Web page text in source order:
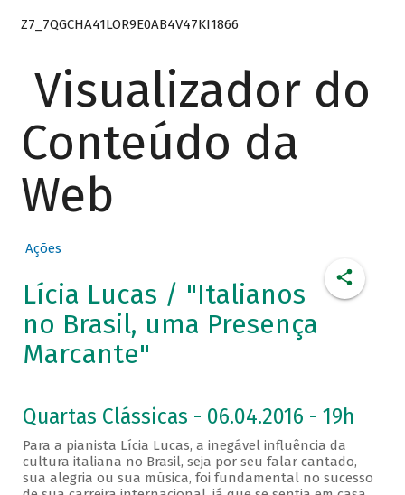
Z7_7QGCHA41LOR9E0AB4V47KI1866
Visualizador do
Conteúdo da
Web
Ações
Lícia Lucas / "Italianos
no Brasil, uma Presença
Marcante"
Quartas Clássicas - 06.04.2016 - 19h
Para a pianista Lícia Lucas, a inegável influência da
cultura italiana no Brasil, seja por seu falar cantado,
sua alegria ou sua música, foi fundamental no sucesso